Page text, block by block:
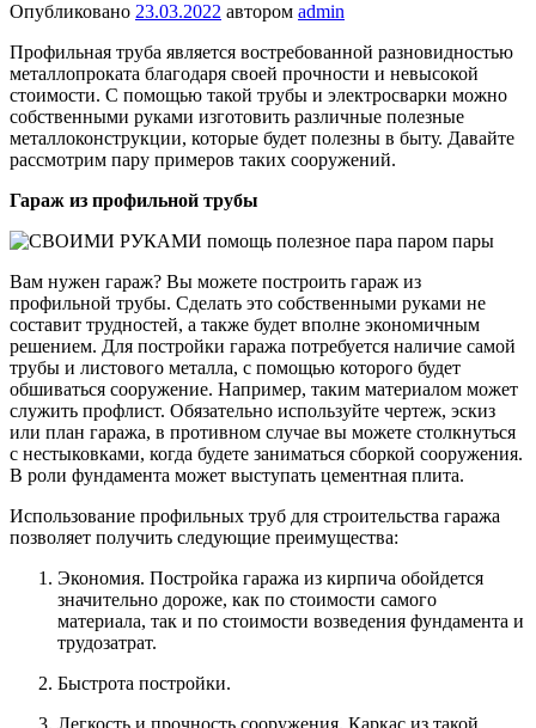
Опубликовано 23.03.2022 автором admin
Профильная труба является востребованной разновидностью
металлопроката благодаря своей прочности и невысокой
стоимости. С помощью такой трубы и электросварки можно
собственными руками изготовить различные полезные
металлоконструкции, которые будет полезны в быту. Давайте
рассмотрим пару примеров таких сооружений.
Гараж из профильной трубы
Вам нужен гараж? Вы можете построить гараж из
профильной трубы. Сделать это собственными руками не
составит трудностей, а также будет вполне экономичным
решением. Для постройки гаража потребуется наличие самой
трубы и листового металла, с помощью которого будет
обшиваться сооружение. Например, таким материалом может
служить профлист. Обязательно используйте чертеж, эскиз
или план гаража, в противном случае вы можете столкнуться
с нестыковками, когда будете заниматься сборкой сооружения.
В роли фундамента может выступать цементная плита.
Использование профильных труб для строительства гаража
позволяет получить следующие преимущества:
Экономия. Постройка гаража из кирпича обойдется
значительно дороже, как по стоимости самого
материала, так и по стоимости возведения фундамента и
трудозатрат.
Быстрота постройки.